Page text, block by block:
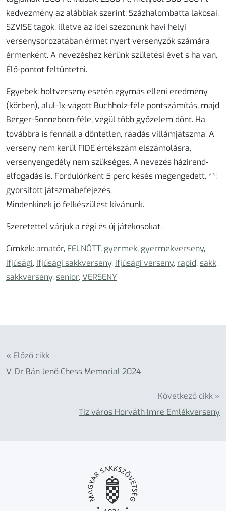
kedvezmény az alábbiak szerint: Százhalombatta lakosai,
SZVISE tagok, illetve az idei szezonunk havi helyi
versenysorozatában érmet nyert versenyzők számára
érmenként. A nevezéshez kérünk születési évet s ha van,
Élő-pontot feltüntetni.
Egyebek: holtverseny esetén egymás elleni eredmény
(körben), alul-1x-vágott Buchholz-féle pontszámítás, majd
Berger-Sonneborn-féle, végül több győzelem dönt. Ha
továbbra is fennáll a döntetlen, ráadás villámjátszma. A
verseny nem kerül FIDE értékszám elszámolásra,
versenyengedély nem szükséges. A nevezés házirend-
elfogadás is. Fordulónként 5 perc késés megengedett. **:
gyorsított játszmabefejezés.
Mindenkinek jó felkészülést kívánunk.
Szeretettel várjuk a régi és új játékosokat.
Címkék:amatőr, FELNŐTT, gyermek, gyermekverseny,
ifjúsági, Ifjúsági sakkverseny, ifjúsági verseny, rapid,sakk,
sakkverseny,senior,VERSENY
« Előző cikk
V. Dr Bán Jenő Chess Memorial 2024
Következő cikk »
Tíz város Horváth Imre Emlékverseny